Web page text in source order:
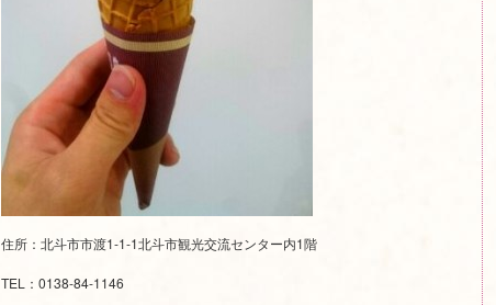
住所：北斗市市渡1-1-1北斗市観光交流センター内1階
TEL：0138-84-1146